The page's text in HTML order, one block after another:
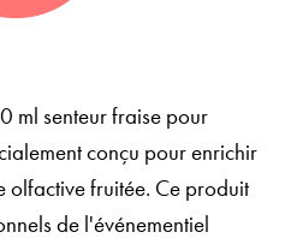
ml senteur fraise pour
conçu pour enrichir
olfactive fruitée. Ce produit
de l'événementiel